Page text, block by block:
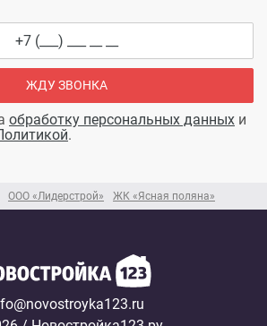
ООО «Лидерстрой» ЖК «Ясная поляна»
ЖДУ ЗВОНКА
обработку персональных данных и
.